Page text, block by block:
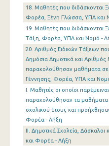
18. Μαθητές που διδάσκονται
Φορέα, Ξένη Γλώσσα, ΥΠΑ και
19. Μαθητές που διδάσκονται
Τάξη, Φορέα, ΥΠΑ και Νομό -
20. Αριθμός Ειδικών Τάξεων
Δημόσια Δημοτικά και
παρακολούθησαν μαθήματα
Γέννησης, Φορέα, ΥΠΑ και
I. Μαθητές οι οποίοι
παρακολούθησαν τα μαθήματα
σχολικού έτους και
Φορέα - Λήξη
II. Δημοτικά Σχολεία, Δάσκαλοι
και Φορέα - Λήξη